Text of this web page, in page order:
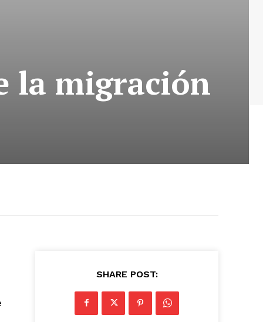
la migración
SHARE POST: